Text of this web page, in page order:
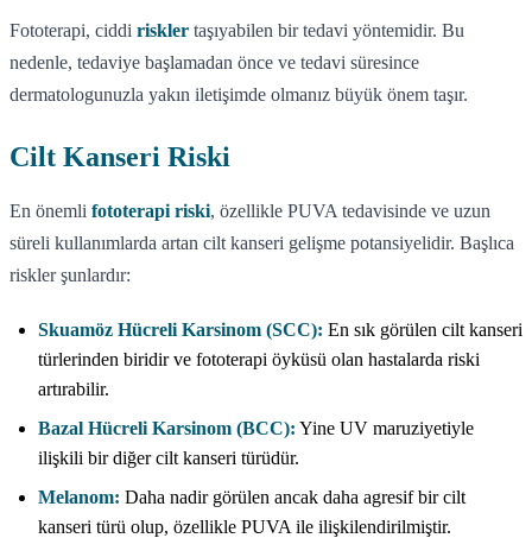
Fototerapi, ciddi riskler taşıyabilen bir tedavi yöntemidir. Bu
nedenle, tedaviye başlamadan önce ve tedavi süresince
dermatologunuzla yakın iletişimde olmanız büyük önem taşır.
Cilt Kanseri Riski
En önemli fototerapi riski, özellikle PUVA tedavisinde ve uzun
süreli kullanımlarda artan cilt kanseri gelişme potansiyelidir. Başlıca
riskler şunlardır:
Skuamöz Hücreli Karsinom (SCC): En sık görülen cilt kanseri
türlerinden biridir ve fototerapi öyküsü olan hastalarda riski
artırabilir.
Bazal Hücreli Karsinom (BCC): Yine UV maruziyetiyle
ilişkili bir diğer cilt kanseri türüdür.
Melanom: Daha nadir görülen ancak daha agresif bir cilt
kanseri türü olup, özellikle PUVA ile ilişkilendirilmiştir.